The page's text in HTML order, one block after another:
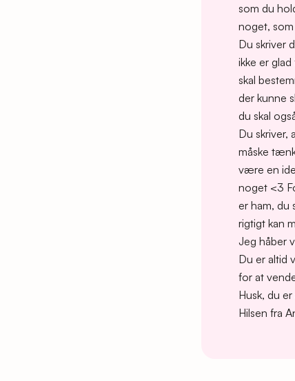
som du
noget,
Du skriver
ikke er
skal
der kunne
du skal
Du skriver,
måske
være en
noget <3
er ham, du
rigtigt kan
Jeg håber
Du er altid
for at
Husk, du
Hilsen fra